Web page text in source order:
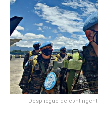
Despliegue de